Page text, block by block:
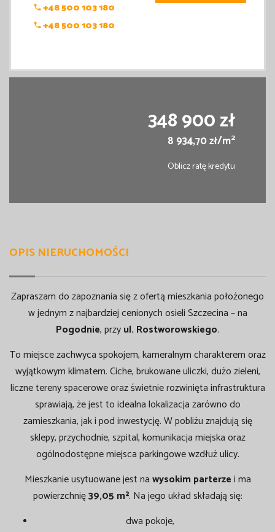
+48 500 103 180
+48 500 103 180
348 900 zł
8 934,70 zł/m2
Oblicz ratę kredytu
OPIS NIERUCHOMOŚCI
Zapraszam do zapoznania się z ofertą mieszkania położonego
w jednym z najbardziej cenionych osieli Szczecina – na
Pogodnie, przyul. Rostworowskiego.
To miejsce zachwyca spokojem, kameralnym charakterem oraz
wyjątkowym klimatem. Ciche, brukowane uliczki, dużo zieleni,
liczne tereny spacerowe oraz świetnie rozwinięta infrastruktura
sprawiają, że jest to idealna lokalizacja zarówno do
zamieszkania, jak i pod inwestycję. W pobliżu znajdują się
sklepy, przychodnie, szpital, komunikacja miejska oraz
ogólnodostępne miejsca parkingowe wzdłuż ulicy.
Mieszkanie usytuowane jest nawysokim parterzei ma
powierzchnię39,05 m². Na jego układ składają się:
dwa pokoje,